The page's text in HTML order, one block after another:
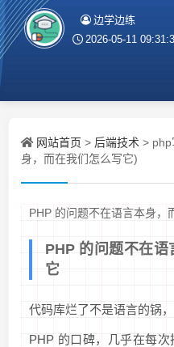
边学边练
2026-05-11
网站首页 > 后端技术 > php
身，而在我们怎么写它)
PHP 的问题不在语言本身，
PHP 的问题不在
它
代码库烂了不是语言的锅，
PHP 的口碑，几乎在每